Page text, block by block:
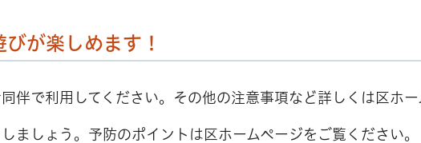
が楽しめます！
伴で利用してください。その他の注意事項など詳しくは区ホー
ましょう。予防のポイントは区ホームページをご覧ください。